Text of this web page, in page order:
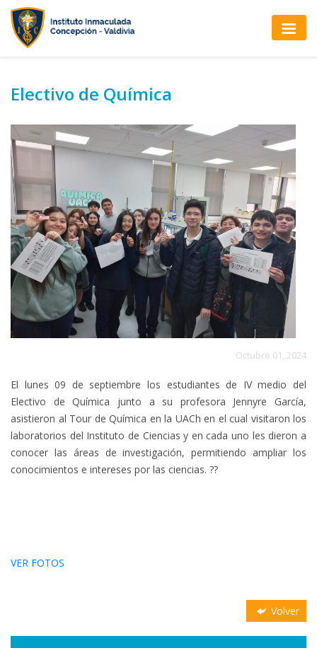
Electivo de Química
Octubre 01, 2024
El lunes 09 de septiembre los estudiantes de IV medio del
Electivo de Química junto a su profesora Jennyre García,
asistieron al Tour de Química en la UACh en el cual visitaron los
laboratorios del Instituto de Ciencias y en cada uno les dieron a
conocer las áreas de investigación, permitiendo ampliar los
conocimientos e intereses por las ciencias. ??
VER FOTOS
Volver